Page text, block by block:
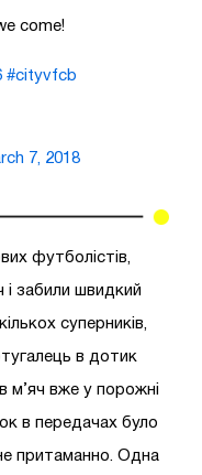
come!
#cityvfcb
7, 2018
футболістів,
забили швидкий
суперників,
в дотик
м’яч вже у порожні
в передачах було
притаманно. Одна